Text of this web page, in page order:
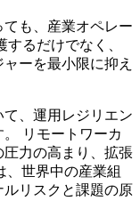
も、産業オペレー
るだけでなく、
ーを最小限に抑え
、運用レジリエン
リモートワーカ
力の高まり、拡張
、世界中の産業組
リスクと課題の原